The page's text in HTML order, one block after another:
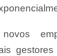
gestores